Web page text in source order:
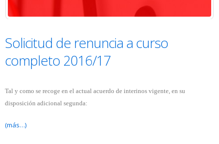
Solicitud de renuncia a curso
completo 2016/17
Tal y como se recoge en el actual acuerdo de interinos vigente, en su
disposición adicional segunda:
(más…)